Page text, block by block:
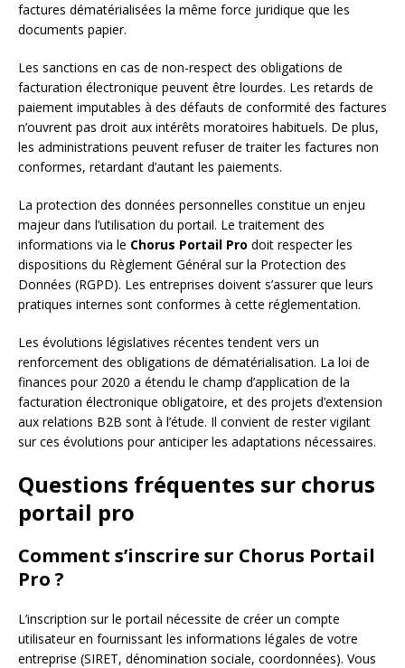
factures dématérialisées la même force juridique que les
documents papier.
Les sanctions en cas de non-respect des obligations de
facturation électronique peuvent être lourdes. Les retards de
paiement imputables à des défauts de conformité des factures
n’ouvrent pas droit aux intérêts moratoires habituels. De plus,
les administrations peuvent refuser de traiter les factures non
conformes, retardant d’autant les paiements.
La protection des données personnelles constitue un enjeu
majeur dans l’utilisation du portail. Le traitement des
informations via le Chorus Portail Pro doit respecter les
dispositions du Règlement Général sur la Protection des
Données (RGPD). Les entreprises doivent s’assurer que leurs
pratiques internes sont conformes à cette réglementation.
Les évolutions législatives récentes tendent vers un
renforcement des obligations de dématérialisation. La loi de
finances pour 2020 a étendu le champ d’application de la
facturation électronique obligatoire, et des projets d’extension
aux relations B2B sont à l’étude. Il convient de rester vigilant
sur ces évolutions pour anticiper les adaptations nécessaires.
Questions fréquentes sur chorus
portail pro
Comment s’inscrire sur Chorus Portail
Pro ?
L’inscription sur le portail nécessite de créer un compte
utilisateur en fournissant les informations légales de votre
entreprise (SIRET, dénomination sociale, coordonnées). Vous